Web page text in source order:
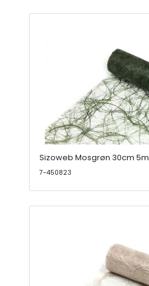
Sizoweb Mosgrøn 30cm 5m
7-450823